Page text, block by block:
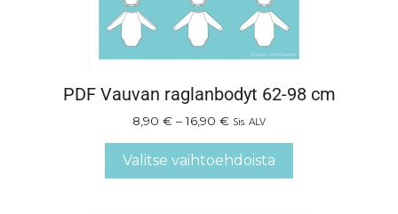
PDF Vauvan raglanbodyt 62-98 cm
8,90 € – 16,90 € Sis. ALV
Valitse vaihtoehdoista